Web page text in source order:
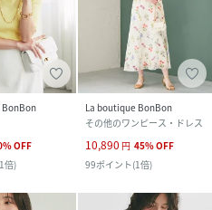
%OFF
1倍)
La boutique BonBon
その他のワンピース・ドレス
10,890 円 45%OFF
99ポイント(1倍)